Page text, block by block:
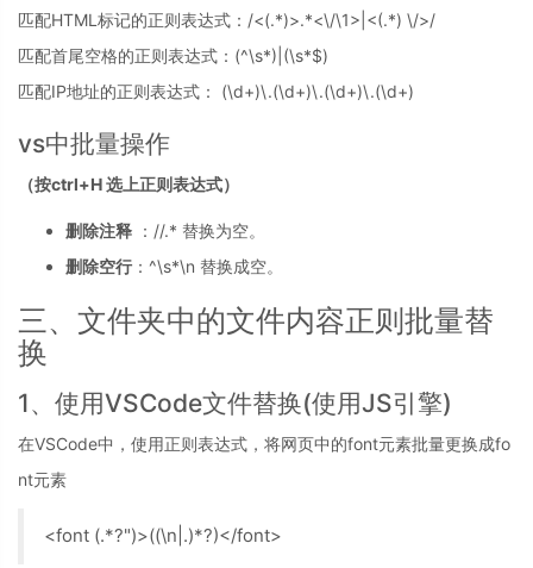
匹配HTML标记的正则表达式：/<(.*)>.*<\/\1>|<(.*) \/>/
匹配首尾空格的正则表达式：(^\s*)|(\s*$)
匹配IP地址的正则表达式： (\d+)\.(\d+)\.(\d+)\.(\d+)
vs中批量操作
（按ctrl+H 选上正则表达式）
删除注释 ：//.* 替换为空。
删除空行 ：^\s*\n 替换成空。
三、文件夹中的文件内容正则批量替
换
1、使用VSCode文件替换(使用JS引擎)
在VSCode中，使用正则表达式，将网页中的font元素批量更换成fo
nt元素
<font (.*?")>((\n|.)*?)</font>